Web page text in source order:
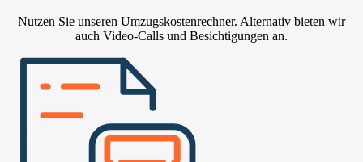
Nutzen Sie unseren Umzugskostenrechner. Alternativ bieten wir
auch Video-Calls und Besichtigungen an.